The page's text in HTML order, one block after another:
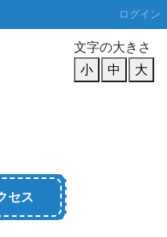
ログイン
文字の大きさ
小
中 大
セス